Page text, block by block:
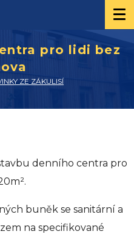
pro lidi bez
ZE ZÁKULISÍ
denního centra pro
buněk se sanitární a
na specifikované